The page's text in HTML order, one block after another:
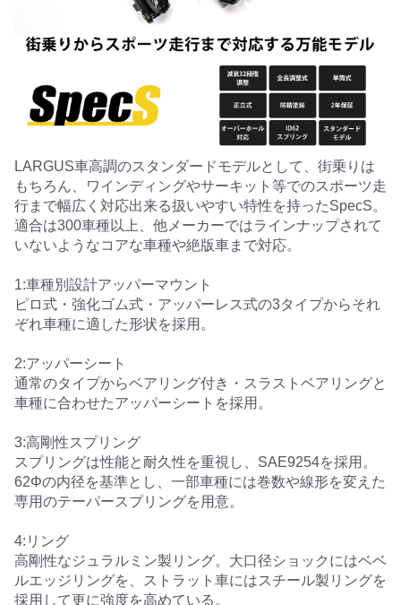
LARGUS車高調のスタンダードモデルとして、街乗りは
もちろん、ワインディングやサーキット等でのスポーツ走
行まで幅広く対応出来る扱いやすい特性を持ったSpecS。
適合は300車種以上、他メーカーではラインナップされて
いないようなコアな車種や絶版車まで対応。
1:車種別設計アッパーマウント
ピロ式・強化ゴム式・アッパーレス式の3タイプからそれ
ぞれ車種に適した形状を採用。
2:アッパーシート
通常のタイプからベアリング付き・スラストベアリングと
車種に合わせたアッパーシートを採用。
3:高剛性スプリング
スプリングは性能と耐久性を重視し、SAE9254を採用。
62Φの内径を基準とし、一部車種には巻数や線形を変えた
専用のテーパースプリングを用意。
4:リング
高剛性なジュラルミン製リング。大口径ショックにはベベ
ルエッジリングを、ストラット車にはスチール製リングを
採用して更に強度を高めている。